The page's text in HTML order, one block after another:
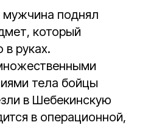
мужчина поднял
который
в руках.
тела бойцы
в Шебекинскую
в операционной,